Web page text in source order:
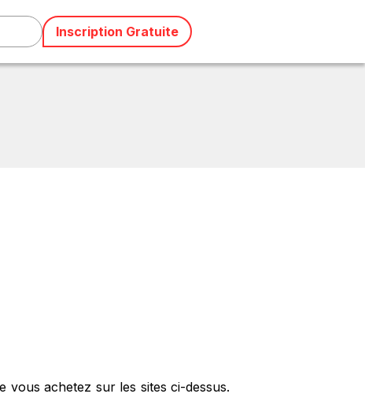
achetez sur les sites ci-dessus.
Inscription Gratuite